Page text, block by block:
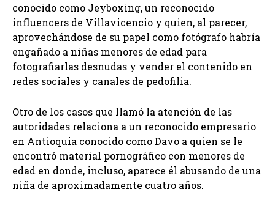
conocido como Jeyboxing, un reconocido
influencers de Villavicencio y quien, al parecer,
aprovechándose de su papel como fotógrafo habría
engañado a niñas menores de edad para
fotografiarlas desnudas y vender el contenido en
redes sociales y canales de pedofilia.
Otro de los casos que llamó la atención de las
autoridades relaciona a un reconocido empresario
en Antioquia conocido como Davo a quien se le
encontró material pornográfico con menores de
edad en donde, incluso, aparece él abusando de una
niña de aproximadamente cuatro años.